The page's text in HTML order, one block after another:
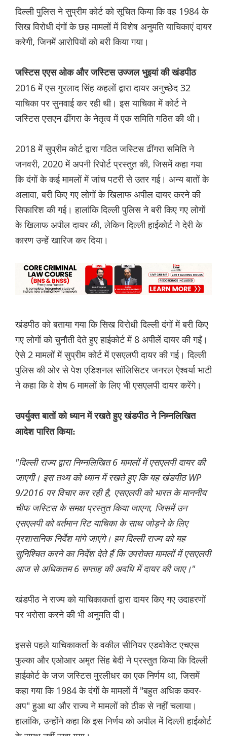
दिल्ली पुलिस ने सुप्रीम कोर्ट को सूचित किया कि वह 1984 के
सिख विरोधी दंगों के छह मामलों में विशेष अनुमति याचिकाएं दायर
करेगी, जिनमें आरोपियों को बरी किया गया।
जस्टिस एएस ओक और जस्टिस उज्जल भुइयां की खंडपीठ
2016 में एस गुरलाद सिंह कहलों द्वारा दायर अनुच्छेद 32
याचिका पर सुनवाई कर रही थी। इस याचिका में कोर्ट ने
जस्टिस एसएन ढींगरा के नेतृत्व में एक समिति गठित की थी।
2018 में सुप्रीम कोर्ट द्वारा गठित जस्टिस ढींगरा समिति ने
जनवरी, 2020 में अपनी रिपोर्ट प्रस्तुत की, जिसमें कहा गया
कि दंगों के कई मामलों में जांच पटरी से उतर गई। अन्य बातों के
अलावा, बरी किए गए लोगों के खिलाफ अपील दायर करने की
सिफारिश की गई। हालांकि दिल्ली पुलिस ने बरी किए गए लोगों
के खिलाफ अपील दायर की, लेकिन दिल्ली हाईकोर्ट ने देरी के
कारण उन्हें खारिज कर दिया।
खंडपीठ को बताया गया कि सिख विरोधी दिल्ली दंगों में बरी किए
गए लोगों को चुनौती देते हुए हाईकोर्ट में 8 अपीलें दायर की गईं।
ऐसे 2 मामलों में सुप्रीम कोर्ट में एसएलपी दायर की गई। दिल्ली
पुलिस की ओर से पेश एडिशनल सॉलिसिटर जनरल ऐश्वर्या भाटी
ने कहा कि वे शेष 6 मामलों के लिए भी एसएलपी दायर करेंगे।
उपर्युक्त बातों को ध्यान में रखते हुए खंडपीठ ने निम्नलिखित
आदेश पारित किया:
"दिल्ली राज्य द्वारा निम्नलिखित 6 मामलों में एसएलपी दायर की
जाएगी। इस तथ्य को ध्यान में रखते हुए कि यह खंडपीठ WP
9/2016 पर विचार कर रही है, एसएलपी को भारत के माननीय
चीफ जस्टिस के समक्ष प्रस्तुत किया जाएगा, जिसमें उन
एसएलपी को वर्तमान रिट याचिका के साथ जोड़ने के लिए
प्रशासनिक निर्देश मांगे जाएंगे। हम दिल्ली राज्य को यह
सुनिश्चित करने का निर्देश देते हैं कि उपरोक्त मामलों में एसएलपी
आज से अधिकतम 6 सप्ताह की अवधि में दायर की जाए।"
खंडपीठ ने राज्य को याचिकाकर्ता द्वारा दायर किए गए उदाहरणों
पर भरोसा करने की भी अनुमति दी।
इससे पहले याचिकाकर्ता के वकील सीनियर एडवोकेट एचएस
फुल्का और एओआर अमृत सिंह बेदी ने प्रस्तुत किया कि दिल्ली
हाईकोर्ट के जज जस्टिस मुरलीधर का एक निर्णय था, जिसमें
कहा गया कि 1984 के दंगों के मामलों में "बहुत अधिक कवर-
अप" हुआ था और राज्य ने मामलों को ठीक से नहीं चलाया।
हालांकि, उन्होंने कहा कि इस निर्णय को अपील में दिल्ली हाईकोर्ट